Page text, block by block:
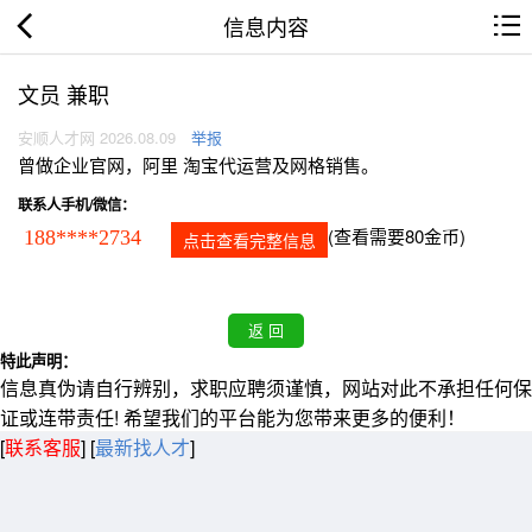
信息内容
文员 兼职
安顺人才网 2026.08.09 举报
曾做企业官网，阿里 淘宝代运营及网格销售。
联系人手机/微信：
188****2734 点击查看完整信息 (查看需要80金币)
特此声明：
信息真伪请自行辨别，求职应聘须谨慎，网站对此不承担任何保
证或连带责任! 希望我们的平台能为您带来更多的便利！
[联系客服] [最新找人才]